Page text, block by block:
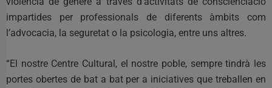
impartides per professionals de diferents àmbits com
l’advocacia, la seguretat o la psicologia, entre uns altres.
“El nostre Centre Cultural, el nostre poble, sempre tindrà les
portes obertes de bat a bat per a iniciatives que treballen en